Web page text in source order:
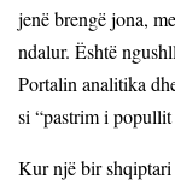
jenë brengë jona,
ndalur. Është
Portalin analitika
si “pastrim i
Kur një bir shqiptari